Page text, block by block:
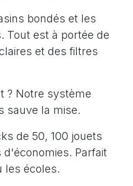
bondés et les
Tout est à portée de
et des filtres
? Notre système
sauve la mise.
de 50, 100 jouets
Parfait
les écoles.